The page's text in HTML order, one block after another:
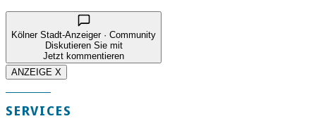
Kölner Stadt-Anzeiger · Community
Diskutieren Sie mit
Jetzt kommentieren
ANZEIGE X
SERVICES